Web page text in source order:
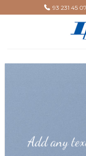
93 231 45 07
Add any